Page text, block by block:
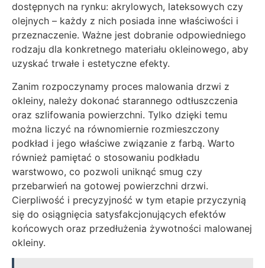
dostępnych na rynku: akrylowych, lateksowych czy
olejnych – każdy z nich posiada inne właściwości i
przeznaczenie. Ważne jest dobranie odpowiedniego
rodzaju dla konkretnego materiału okleinowego, aby
uzyskać trwałe i estetyczne efekty.
Zanim rozpoczynamy proces malowania drzwi z
okleiny, należy dokonać starannego odtłuszczenia
oraz szlifowania powierzchni. Tylko dzięki temu
można liczyć na równomiernie rozmieszczony
podkład i jego właściwe związanie z farbą. Warto
również pamiętać o stosowaniu podkładu
warstwowo, co pozwoli uniknąć smug czy
przebarwień na gotowej powierzchni drzwi.
Cierpliwość i precyzyjność w tym etapie przyczynią
się do osiągnięcia satysfakcjonujących efektów
końcowych oraz przedłużenia żywotności malowanej
okleiny.